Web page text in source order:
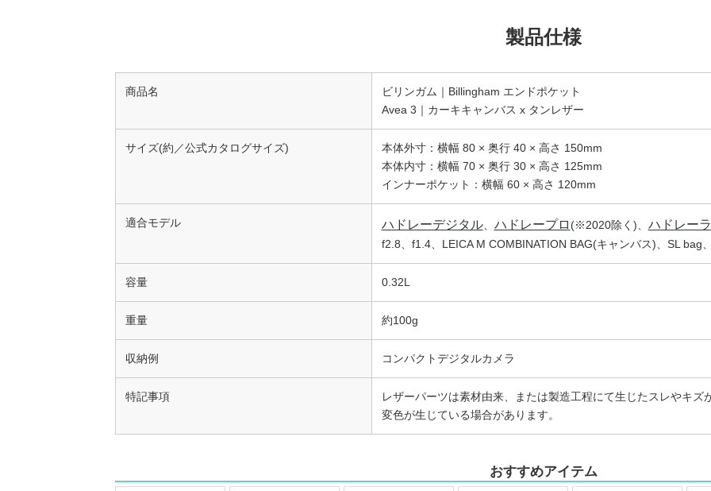
製品仕様
商品名
ビリンガム｜Billingham エンドポケット
Avea 3｜カーキキャンバス x タンレザー
サイズ(約／公式カタログサイズ)
本体外寸：横幅 80 × 奥行 40 × 高さ 150mm
本体内寸：横幅 70 × 奥行 30 × 高さ 125mm
インナーポケット：横幅 60 × 高さ 120mm
適合モデル ハドレーデジタル、 ハドレープロ (※2020除く)、 ハドレー
f2.8、f1.4、LEICA M COMBINATION BAG(キャンバス)、SL bag
容量 0.32L
重量 約100g
収納例 コンパクトデジタルカメラ
特記事項
レザーパーツは素材由来、または製造工程にて生じたスレやキ
変色が生じている場合があります。
おすすめアイテム